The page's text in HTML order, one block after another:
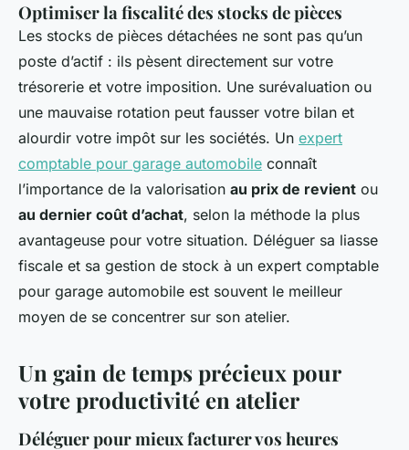
Optimiser la fiscalité des stocks de pièces
Les stocks de pièces détachées ne sont pas qu’un
poste d’actif : ils pèsent directement sur votre
trésorerie et votre imposition. Une surévaluation ou
une mauvaise rotation peut fausser votre bilan et
alourdir votre impôt sur les sociétés. Un expert
comptable pour garage automobile connaît
l’importance de la valorisation au prix de revient ou
au dernier coût d’achat, selon la méthode la plus
avantageuse pour votre situation. Déléguer sa liasse
fiscale et sa gestion de stock à un expert comptable
pour garage automobile est souvent le meilleur
moyen de se concentrer sur son atelier.
Un gain de temps précieux pour
votre productivité en atelier
Déléguer pour mieux facturer vos heures